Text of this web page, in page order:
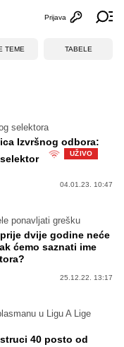
Otvori
Prijava
TEME TABELE
selektora
Izvršnog odbora:
UŽIVO
04.01.23. 10:47
ponavljati grešku
dvije godine neće
ćemo saznati ime
25.12.22. 13:17
u Ligu A Lige
40 posto od